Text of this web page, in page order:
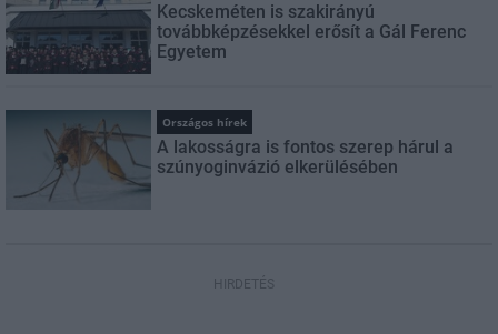
Kecskeméten is szakirányú
továbbképzésekkel erősít a Gál Ferenc
Egyetem
Országos hírek
A lakosságra is fontos szerep hárul a
szúnyoginvázió elkerülésében
HIRDETÉS